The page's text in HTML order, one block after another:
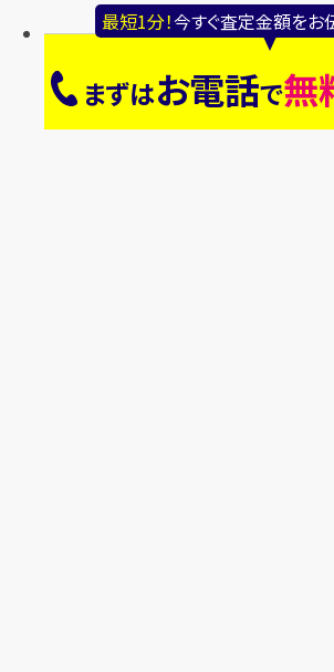
最短1分！今すぐ査定金額をお
まずはお電話で無